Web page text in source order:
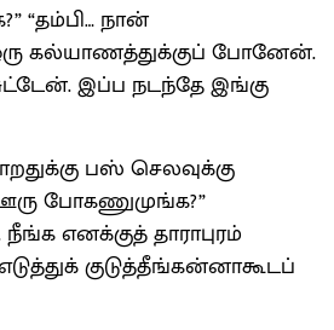
“தம்பி… நான்
கல்யாணத்துக்குப் போனேன்.
இப்ப நடந்தே இங்கு
பஸ் செலவுக்கு
போகணுமுங்க?”
எனக்குத் தாராபுரம்
குடுத்தீங்கன்னாகூடப்